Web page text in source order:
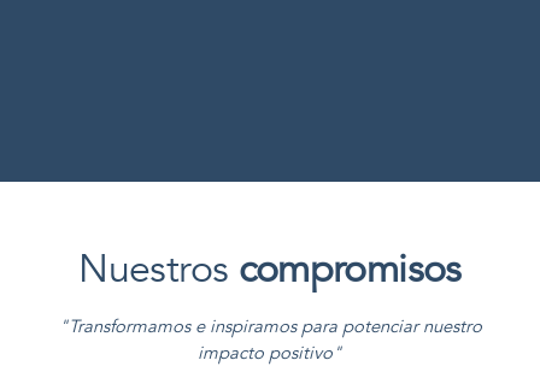
Nuestros compromisos
"Transformamos e inspiramos para potenciar nuestro
impacto positivo"